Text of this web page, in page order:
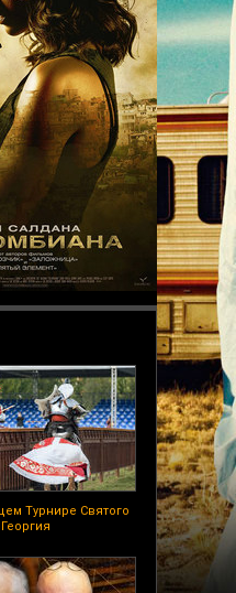
Турнире Святого
Георгия